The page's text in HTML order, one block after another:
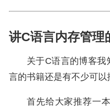
讲C语言内存管理
关于C语言的博客我
言的书籍还是有不少可以
首先给大家推荐一